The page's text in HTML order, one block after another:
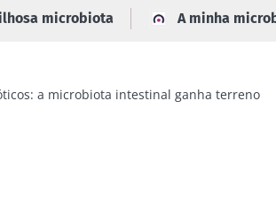
microbiota A minha
a microbiota intestinal ganha terreno